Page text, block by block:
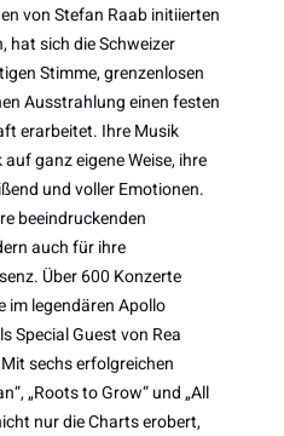
von Stefan Raab initiierten
hat sich die Schweizer
Stimme, grenzenlosen
Ausstrahlung einen festen
erarbeitet. Ihre Musik
ganz eigene Weise, ihre
und voller Emotionen.
beeindruckenden
auch für ihre
Über 600 Konzerte
legendären Apollo
Special Guest von Rea
sechs erfolgreichen
„Roots to Grow“ und „All
nur die Charts erobert,